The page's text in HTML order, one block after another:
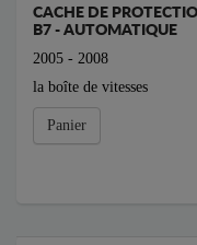
CACHE DE
B7 - AUTOMATIQUE
2005 - 2008
la boîte de vitesses
Panier